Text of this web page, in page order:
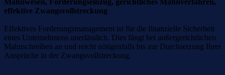
Mahnwesen, Forderungseinzug, gerichtliches Mahnverfahren,
effektive Zwangsvollstreckung
Effektives Forderungsmanagement ist für die finanzielle Sicherheit
eines Unternehmens unerlässlich. Dies fängt bei außergerichtlichen
Mahnschreiben an und reicht nötigenfalls bis zur Durchsetzung Ihrer
Ansprüche in der Zwangsvollstreckung.